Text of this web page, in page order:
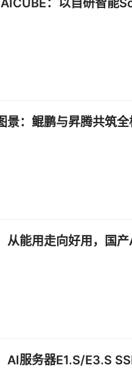
：以自研智能
景：鲲鹏与昇腾共筑
从能用走向好用，国
AI服务器E1.S/E3.S